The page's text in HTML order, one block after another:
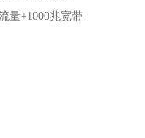
量+1000兆宽带